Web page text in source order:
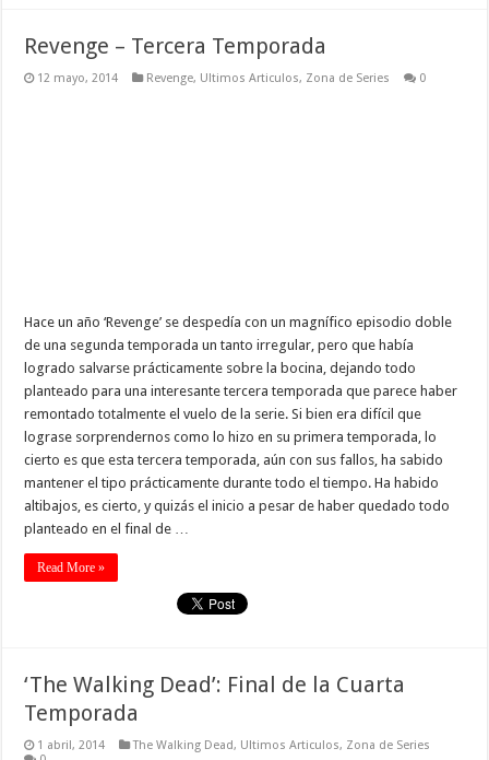
Revenge – Tercera Temporada
12 mayo, 2014 Revenge, Ultimos Articulos, Zona de Series 0
Hace un año ‘Revenge’ se despedía con un magnífico episodio doble
de una segunda temporada un tanto irregular, pero que había
logrado salvarse prácticamente sobre la bocina, dejando todo
planteado para una interesante tercera temporada que parece haber
remontado totalmente el vuelo de la serie. Si bien era difícil que
lograse sorprendernos como lo hizo en su primera temporada, lo
cierto es que esta tercera temporada, aún con sus fallos, ha sabido
mantener el tipo prácticamente durante todo el tiempo. Ha habido
altibajos, es cierto, y quizás el inicio a pesar de haber quedado todo
planteado en el final de …
Read More »
‘The Walking Dead’: Final de la Cuarta
Temporada
1 abril, 2014 The Walking Dead, Ultimos Articulos, Zona de Series